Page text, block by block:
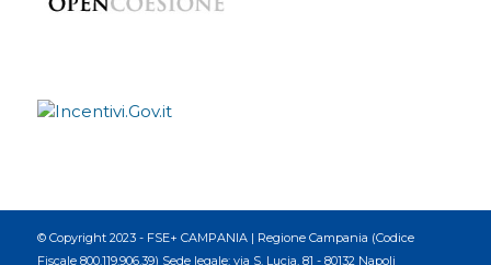
© Copyright 2023 - FSE+ CAMPANIA | Regione Campania (Codice
Fiscale 800.119.906.39) Sede legale: via S. Lucia, 81 - 80132 Napoli